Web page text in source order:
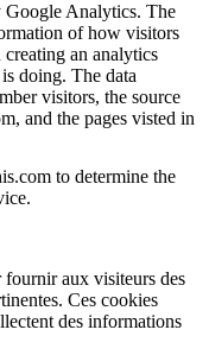
Analytics. The
of how visitors
creating an analytics
doing. The data
visitors, the source
and the pages visted in
to determine the
aux visiteurs des
Ces cookies
des informations